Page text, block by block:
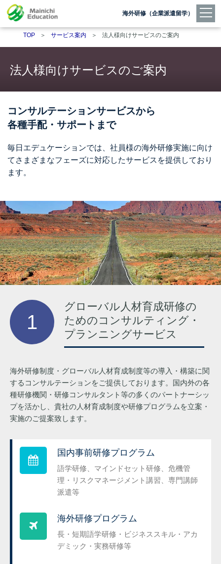
海外研修（企業派遣留学）
TOP ＞ サービス案内 ＞ 法人様向けサービスのご案内
法人様向けサービスのご案内
コンサルテーションサービスから
各種手配・サポートまで
毎日エデュケーションでは、社員様の海外研修実施に向け
て さまざまなフェーズに対応したサービスを提供しており
ます。
1
グローバル人材育成研修の
ための コンサルティング・
プランニングサービス
海外研修制度・グローバル人材育成制度等の導入・構築に関
するコンサルテーションをご提供しております。国内外の各
種研修機関・研修コンサルタント等の多くのパートナーシッ
プを活かし、貴社の人材育成制度や研修プログラムを立案・
実施のご提案致します。
国内事前研修プログラム
語学研修、マインドセット研修、危機管
理・リスクマネージメント講習、専門講師
派遣等
海外研修プログラム
長・短期語学研修・ビジネススキル・アカ
デミック・実務研修等